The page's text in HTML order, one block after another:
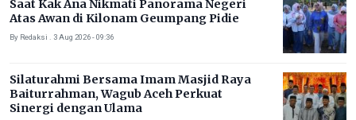
Saat Kak Ana Nikmati Panorama Negeri
Atas Awan di Kilonam Geumpang Pidie
By Redaksi . 3 Aug 2026 - 09:36
Silaturahmi Bersama Imam Masjid Raya
Baiturrahman, Wagub Aceh Perkuat
Sinergi dengan Ulama